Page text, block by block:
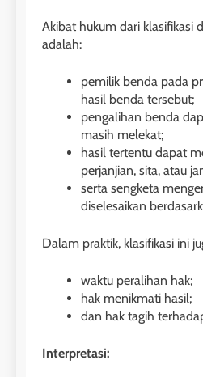
Akibat hukum dari klasifikasi
adalah:
pemilik benda pada
hasil benda tersebut;
pengalihan benda
masih melekat;
hasil tertentu dapat
perjanjian, sita, atau
serta sengketa
diselesaikan
Dalam praktik, klasifikasi ini
waktu peralihan hak;
hak menikmati hasil;
dan hak tagih
Interpretasi: